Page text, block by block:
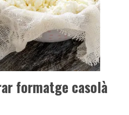
formatge casolà